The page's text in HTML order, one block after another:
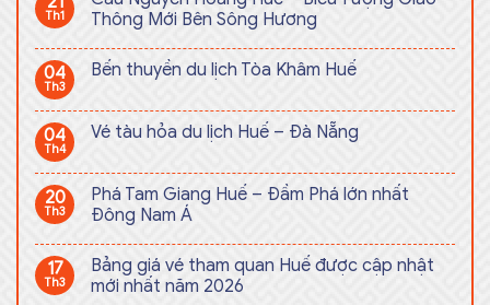
Th1
Thông Mới Bên Sông Hương
04
Th3
Bến thuyền du lịch Tòa Khâm Huế
04
Th4
Vé tàu hỏa du lịch Huế – Đà Nẵng
20
Th3
Phá Tam Giang Huế – Đầm Phá lớn nhất
Đông Nam Á
17
Th3
Bảng giá vé tham quan Huế được cập nhật
mới nhất năm 2026